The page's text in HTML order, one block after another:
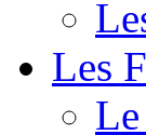
Les